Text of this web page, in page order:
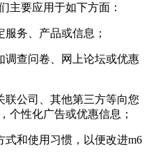
要应用于如下方面：
务、产品或信息；
查问卷、网上论坛或优惠
公司、其他第三方等向您
个性化广告或优惠信息；
和使用习惯，以便改进m6